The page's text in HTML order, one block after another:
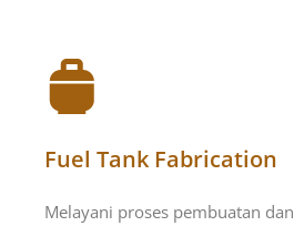
Fuel Tank Fabrication
Melayani proses pembuatan